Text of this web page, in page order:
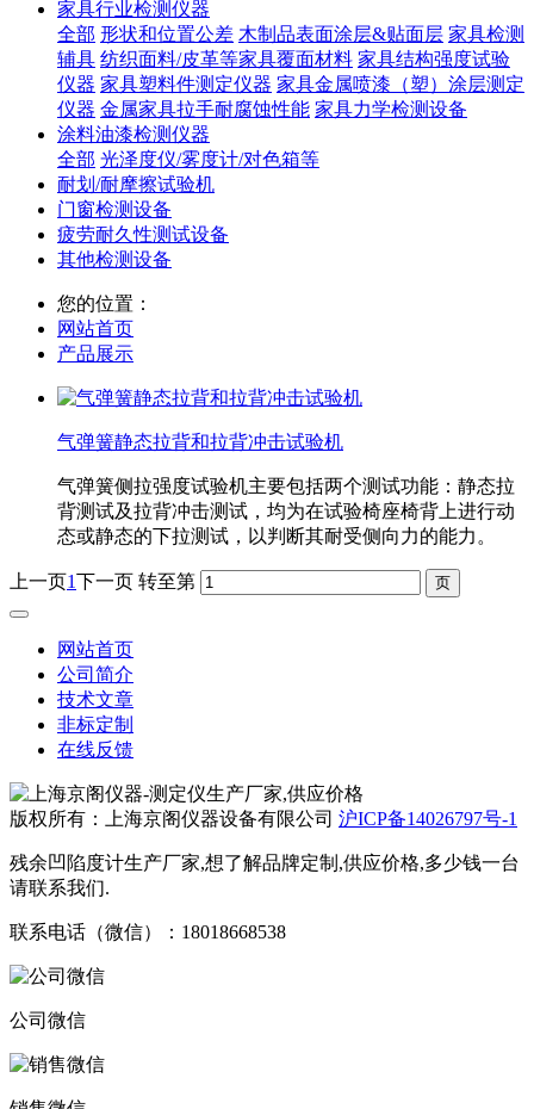
家具行业检测仪器
全部 形状和位置公差 木制品表面涂层&贴面层 家具检测
辅具 纺织面料/皮革等家具覆面材料 家具结构强度试验
仪器 家具塑料件测定仪器 家具金属喷漆（塑）涂层测定
仪器 金属家具拉手耐腐蚀性能 家具力学检测设备
涂料油漆检测仪器
全部 光泽度仪/雾度计/对色箱等
耐划/耐摩擦试验机
门窗检测设备
疲劳耐久性测试设备
其他检测设备
您的位置：
网站首页
产品展示
气弹簧静态拉背和拉背冲击试验机
气弹簧侧拉强度试验机主要包括两个测试功能：静态拉
背测试及拉背冲击测试，均为在试验椅座椅背上进行动
态或静态的下拉测试，以判断其耐受侧向力的能力。
上一页1下一页 转至第
网站首页
公司简介
技术文章
非标定制
在线反馈
版权所有：上海京阁仪器设备有限公司 沪ICP备14026797号-1
残余凹陷度计生产厂家,想了解品牌定制,供应价格,多少钱一台
请联系我们.
联系电话（微信）：18018668538
公司微信